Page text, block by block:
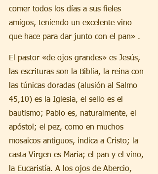
comer todos los días a sus fieles
amigos, teniendo un excelente vino
que hace para dar junto con el pan» .
El pastor «de ojos grandes» es Jesús,
las escrituras son la Biblia, la reina con
las túnicas doradas (alusión al Salmo
45,10) es la Iglesia, el sello es el
bautismo; Pablo es, naturalmente, el
apóstol; el pez, como en muchos
mosaicos antiguos, indica a Cristo; la
casta Virgen es María; el pan y el vino,
la Eucaristía. A los ojos de Abercio,